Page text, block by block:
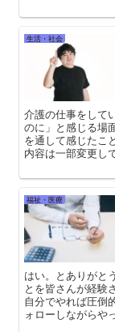
生活・社会
介護の仕事をして
のに」と感じる場
を通して感じたこ
内容は一部変更し
福祉・医療
はい。とありがと
とを皆さんが経験
自分でやれば圧倒
ォローしながらや